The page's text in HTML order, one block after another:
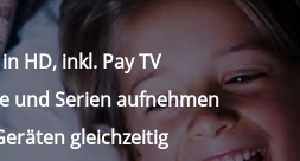
HD, inkl. Pay TV
und Serien aufnehmen
gleichzeitig